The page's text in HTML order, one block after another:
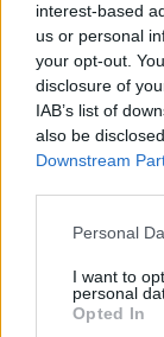
interest-based
us or personal
your opt-out.
disclosure of
IAB’s list of
also be
Downstream
Please note
not limited to
grant or deny
use your data
Personal
I want to
personal
Opted In